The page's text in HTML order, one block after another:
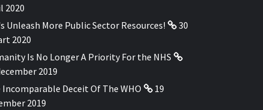
2020
Unleash More Public Sector Resources!
30
2020
Is No Longer A Priority For the NHS
2019
Incomparable Deceit Of The WHO
19
2019